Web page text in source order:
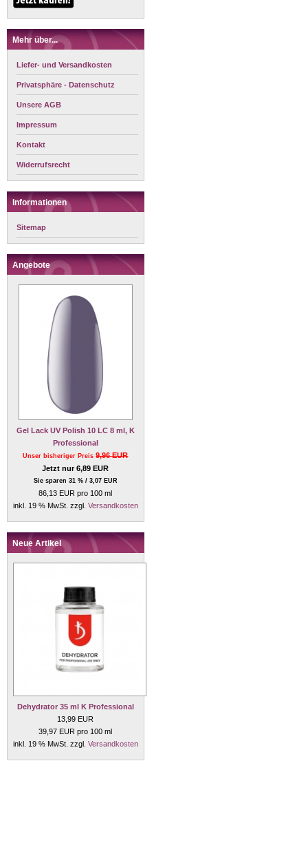
Mehr über...
Liefer- und Versandkosten
Privatsphäre - Datenschutz
Unsere AGB
Impressum
Kontakt
Widerrufsrecht
Informationen
Sitemap
Angebote
Gel Lack UV Polish 10 LC 8 ml, K
Professional
Unser bisheriger Preis9,96 EUR
Jetzt nur 6,89 EUR
Sie sparen 31 % / 3,07 EUR
86,13 EUR pro 100 ml
inkl. 19 % MwSt. zzgl. Versandkosten
Neue Artikel
Dehydrator 35 ml K Professional
13,99 EUR
39,97 EUR pro 100 ml
inkl. 19 % MwSt. zzgl. Versandkosten